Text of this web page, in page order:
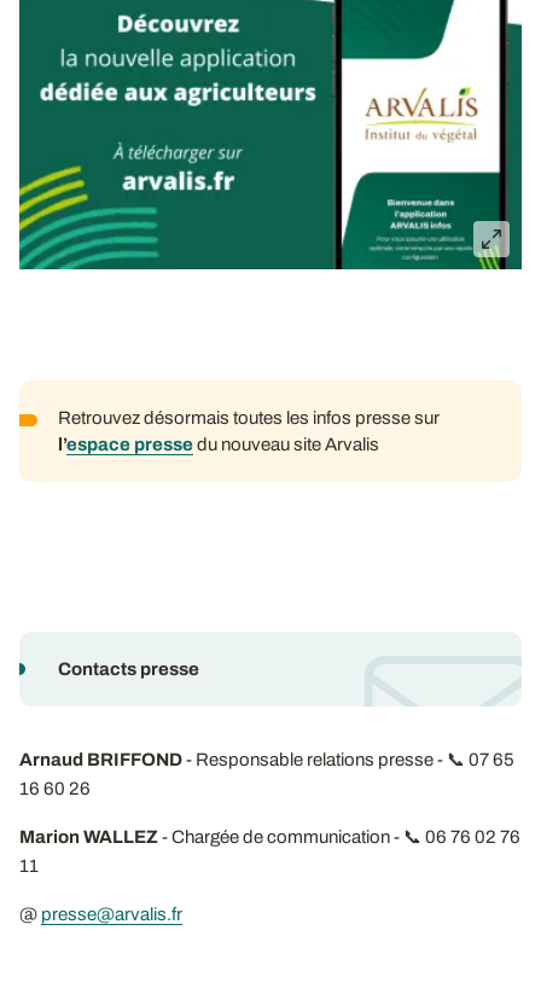
Retrouvez désormais toutes les infos presse sur
l’espace pressedu nouveau site Arvalis
Contacts presse
Arnaud BRIFFOND- Responsable relations presse - 📞 07 65
16 60 26
Marion WALLEZ- Chargée de communication - 📞 06 76 02 76
11
@ presse@arvalis.fr